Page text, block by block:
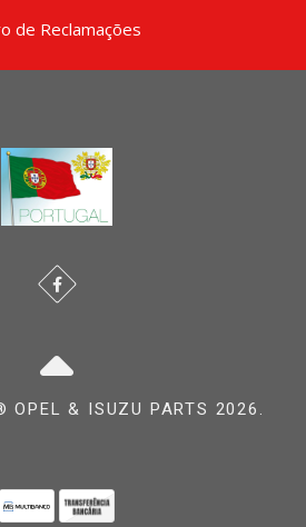
de Reclamações
OPEL & ISUZU PARTS 2026.